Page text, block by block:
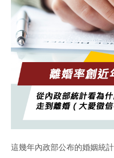
這幾年內政部公布的婚姻統